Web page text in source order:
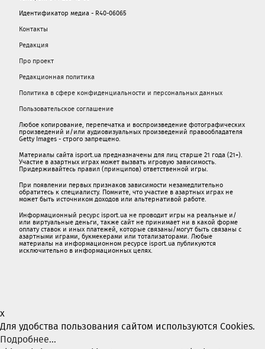
Идентификатор медиа - R40-06065
Контакты
Редакция
Про проект
Редакционная политика
Политика в сфере конфиденциальности и персональных данных
Пользовательское соглашение
Любое копирование, перепечатка и воспроизведение фотографических
произведений и/или аудиовизуальных произведений правообладателя
Getty Images - строго запрещено.
Материалы сайта isport.ua предназначены для лиц старше 21 года (21+).
Участие в азартных играх может вызвать игровую зависимость.
Придерживайтесь правил (принципов) ответственной игры.
При появлении первых признаков зависимости незамедлительно
обратитесь к специалисту. Помните, что участие в азартных играх не
может быть источником доходов или альтернативой работе.
Информационный ресурс isport.ua не проводит игры на реальные и/
или виртуальные деньги, также сайт не принимает ни в какой форме
oплaту ставок и иных платежей, которые связаны/могут быть связаны c
азартными игрaми, букмекерами или тотализаторами. Любые
материалы на информационном ресурсе isport.ua публикуютcя
исключительно в информационных целях.
x
Для удобства пользования сайтом используются Cookies.
Подробнее...